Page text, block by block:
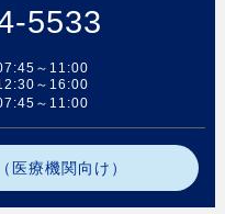
5533
～11:00
～16:00
～11:00
医療機関向け）